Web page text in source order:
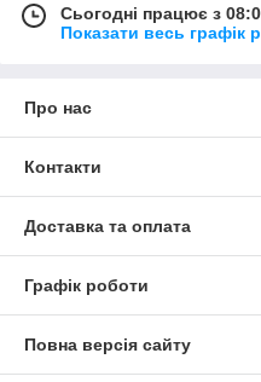
Сьогодні працює з
Показати весь графік
Про нас
Контакти
Доставка та оплата
Графік роботи
Повна версія сайту